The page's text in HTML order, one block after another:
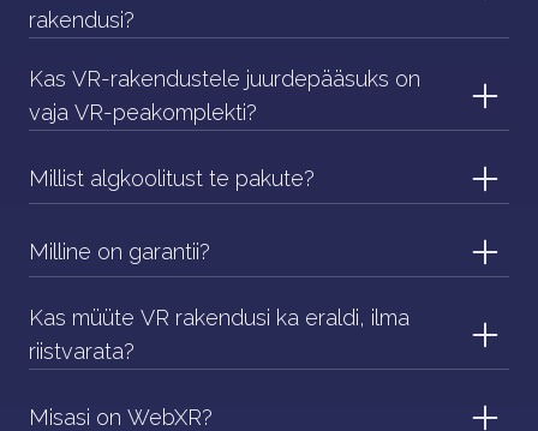
rakendusi?
Kas VR-rakendustele juurdepääsuks on
vaja VR-peakomplekti?
Millist algkoolitust te pakute?
Milline on garantii?
Kas müüte VR rakendusi ka eraldi, ilma
riistvarata?
Misasi on WebXR?